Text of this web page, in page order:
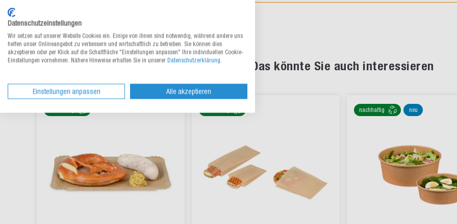
Das könnte Sie auch interessieren
nachhaltig neu
Datenschutzeinstellungen
Wir setzen auf unserer Website Cookies ein. Einige von ihnen sind notwendig, während andere uns
helfen unser Onlineangebot zu verbessern und wirtschaftlich zu betreiben. Sie können dies
akzeptieren oder per Klick auf die Schaltfläche "Einstellungen anpassen" Ihre individuellen Cookie-
Einstellungen vornehmen. Nähere Hinweise erhalten Sie in unserer Datenschutzerklärung.
Einstellungen anpassen Alle akzeptieren